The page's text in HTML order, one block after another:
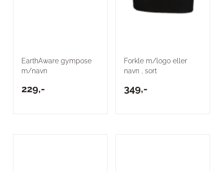
EarthAware gympose
m/navn
229,-
Forkle m/logo eller
navn , sort
349,-